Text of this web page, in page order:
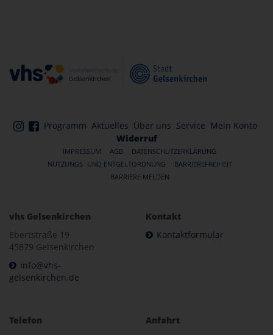
Programm Aktuelles Über uns Service Mein Konto
Widerruf
IMPRESSUM AGB
DATENSCHUTZERKLÄRUNG
NUTZUNGS- UND ENTGELTORDNUNG
BARRIEREFREIHEIT
BARRIERE MELDEN
vhs Gelsenkirchen
Ebertstraße 19
45879 Gelsenkirchen
info@vhs-
gelsenkirchen.de
Kontakt
Kontaktformular
Telefon
Anfahrt